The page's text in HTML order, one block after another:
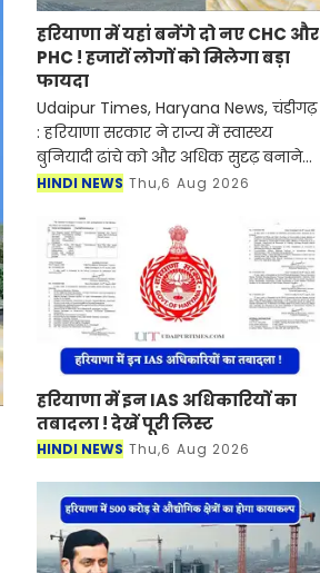
हरियाणा में यहां बनेंगे दो नए CHC और
PHC ! हजारों लोगों को मिलेगा बड़ा
फायदा
Udaipur Times, Haryana News, चंडीगढ़
: हरियाणा सरकार ने राज्य में स्वास्थ्य
बुनियादी ढांचे को और अधिक सुदृढ़ बनाने
की दिशा में एक बड़ा कदम उठाया है। सरकार
HINDI NEWS Thu,6 Aug 2026
हरियाणा में इन IAS अधिकारियों का
तबादला ! देखें पूरी लिस्ट
HINDI NEWS Thu,6 Aug 2026